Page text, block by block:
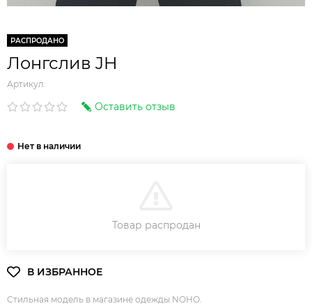
РАСПРОДАНО
Лонгслив JH
Артикул:
Оставить отзыв
Товар распродан
Стильная модель в магазине одежды NOHO.